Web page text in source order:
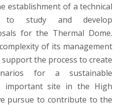
establishment of a technical
to study and develop
for the Thermal Dome.
of its management
the process to create
for a sustainable
important site in the High
pursue to contribute to the